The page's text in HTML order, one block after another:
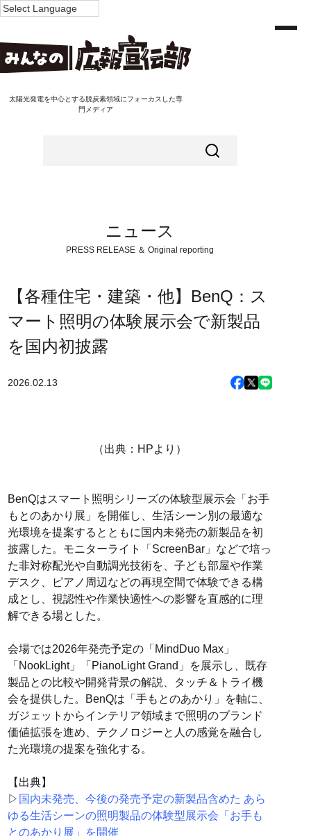
太陽光発電を中心とする脱炭素領域にフォーカスした専
門メディア
ニュース
PRESS RELEASE ＆ Original reporting
【各種住宅・建築・他】BenQ：ス
マート照明の体験展示会で新製品
を国内初披露
2026.02.13
（出典：HPより）
BenQはスマート照明シリーズの体験型展示会「お手
もとのあかり展」を開催し、生活シーン別の最適な
光環境を提案するとともに国内未発売の新製品を初
披露した。モニターライト「ScreenBar」などで培っ
た非対称配光や自動調光技術を、子ども部屋や作業
デスク、ピアノ周辺などの再現空間で体験できる構
成とし、視認性や作業快適性への影響を直感的に理
解できる場とした。
会場では2026年発売予定の「MindDuo Max」
「NookLight」「PianoLight Grand」を展示し、既存
製品との比較や開発背景の解説、タッチ＆トライ機
会を提供した。BenQは「手もとのあかり」を軸に、
ガジェットからインテリア領域まで照明のブランド
価値拡張を進め、テクノロジーと人の感覚を融合し
た光環境の提案を強化する。
【出典】
▷ 国内未発売、今後の発売予定の新製品含めた あら
ゆる生活シーンの照明製品の体験型展示会「お手も
とのあかり展」を開催